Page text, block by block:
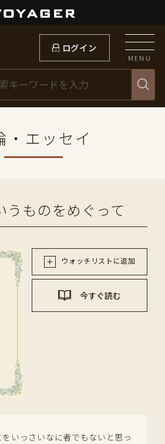
ログイン
MENU
・エッセイ
うものをめぐって
ウォッチリストに追加
今すぐ読む
いっさいなに者でもないと思っ